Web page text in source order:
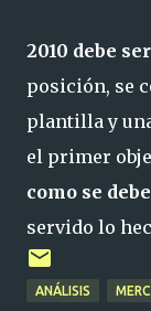
2010 debe
posición, se
plantilla y
el primer
como se
servido lo
ANÁLISIS